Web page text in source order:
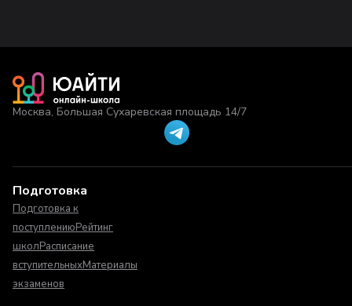
Москва, Большая Сухаревская площадь 14/7
Подготовка
Подготовка к
поступлениюРейтинг
школРасписание
вступительныхМатериалы
экзаменов